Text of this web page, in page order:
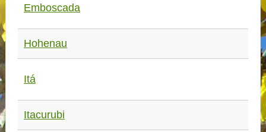
Emboscada
Hohenau
Itá
Itacurubi